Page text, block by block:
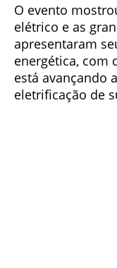
O evento
elétrico e as
apresentaram
energética, com
está avançando
eletrificação de